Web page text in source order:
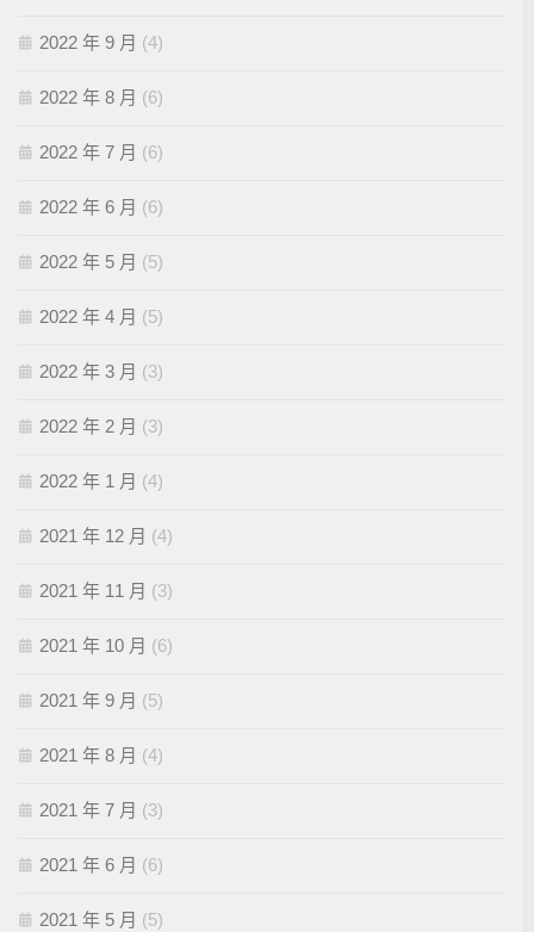
2022 年 9 月 (4)
2022 年 8 月 (6)
2022 年 7 月 (6)
2022 年 6 月 (6)
2022 年 5 月 (5)
2022 年 4 月 (5)
2022 年 3 月 (3)
2022 年 2 月 (3)
2022 年 1 月 (4)
2021 年 12 月 (4)
2021 年 11 月 (3)
2021 年 10 月 (6)
2021 年 9 月 (5)
2021 年 8 月 (4)
2021 年 7 月 (3)
2021 年 6 月 (6)
2021 年 5 月 (5)